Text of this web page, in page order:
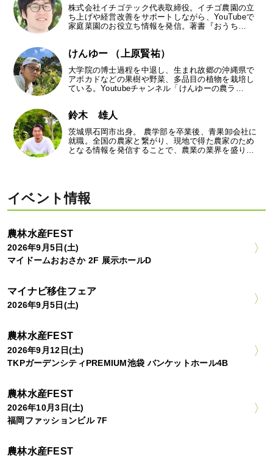
株式会社イチゴテック代表取締役。イチゴ農園の立
ち上げや経営改善をサポートしながら、YouTubeで
家庭菜園のお役立ち情報を発信。著書『おうち…
けんゆー （上原賢祐）
大学院の博士過程を中退し、生まれ故郷の沖縄県で
アボカドなどの果樹や野菜、多品目の植物を栽培し
ている。Youtubeチャンネル「けんゆーの農ラ…
鈴木 雄人
茨城県石岡市出身。 農学部を卒業後、青果卸会社に
就職。全国の農家と繋がり、現地で得た農家のため
となる情報を発信することで、農業の業界を盛り…
イベント情報
農林水産FEST
2026年9月5日(土)
マイドームおおさか 2F 展示ホールD
マイナビ移住フェア
2026年9月5日(土)
農林水産FEST
2026年9月12日(土)
TKPガーデンシティPREMIUM池袋 バンケットホール4B
農林水産FEST
2026年10月3日(土)
福岡ファッションビル 7F
農林水産FEST